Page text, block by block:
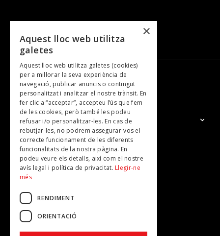
NOSALTRES
El Grup
Contacte
Subscripcions
Publicitat
×
Aquest lloc web utilitza
galetes
Aquest lloc web utilitza galetes (cookies)
per a millorar la seva experiència de
navegació, publicar anuncis o contingut
personalitzat i analitzar el nostre trànsit. En
fer clic a “acceptar”, accepteu l’ús que fem
de les cookies, però també les podeu
refusar i/o personalitzar-les. En cas de
rebutjar-les, no podrem assegurar-vos el
correcte funcionament de les diferents
funcionalitats de la nostra pàgina. En
podeu veure els detalls, així com el nostre
avís legal i política de privacitat. Llegir-ne
més
RENDIMENT
ORIENTACIÓ